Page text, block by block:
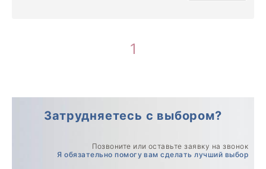
1
Затрудняетесь с выбором?
Позвоните или оставьте заявку на звонок
Я обязательно помогу вам сделать лучший выбор